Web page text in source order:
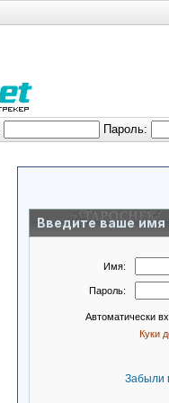
Пароль:
Введите ваше имя
Имя:
Пароль:
Автоматически
Куки
Забыли